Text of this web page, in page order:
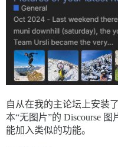
自从在我的主论坛上安装
本“无图片”的 Discourse
能加入类似的功能。